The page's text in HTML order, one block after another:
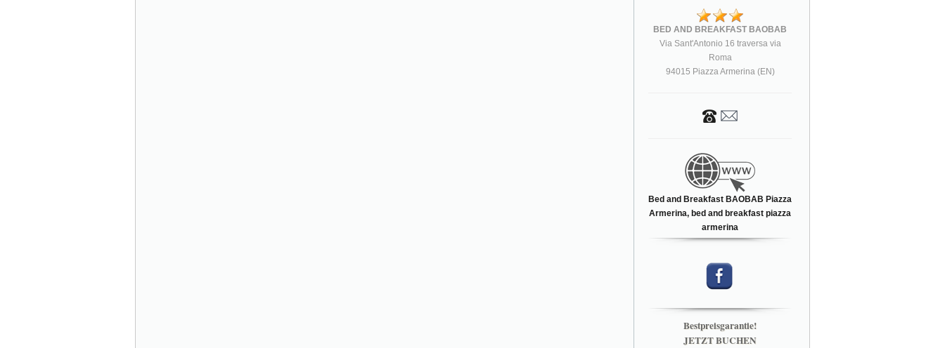
BED AND BREAKFAST BAOBAB
Via Sant'Antonio 16 traversa via
Roma
94015 Piazza Armerina (EN)
Bed and Breakfast BAOBAB Piazza
Armerina, bed and breakfast piazza
armerina
Bestpreisgarantie!
JETZT BUCHEN